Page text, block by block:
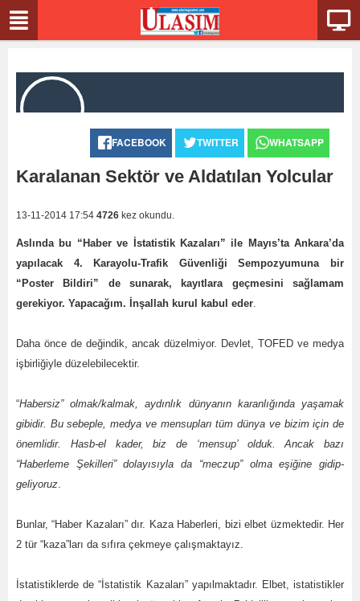
FACEBOOK TWITTER WHATSAPP
Karalanan Sektör ve Aldatılan Yolcular
13-11-2014 17:54 4726 kez okundu.
Aslında bu “Haber ve İstatistik Kazaları” ile Mayıs’ta Ankara’da
yapılacak 4. Karayolu-Trafik Güvenliği Sempozyumuna bir
“Poster Bildiri” de sunarak, kayıtlara geçmesini sağlamam
gerekiyor. Yapacağım. İnşallah kurul kabul eder.
Daha önce de değindik, ancak düzelmiyor. Devlet, TOFED ve medya
işbirliğiyle düzelebilecektir.
“Habersiz” olmak/kalmak, aydınlık dünyanın karanlığında yaşamak
gibidir. Bu sebeple, medya ve mensupları tüm dünya ve bizim için de
önemlidir. Hasb-el kader, biz de ‘mensup’ olduk. Ancak bazı
“Haberleme Şekilleri” dolayısıyla da “meczup” olma eşiğine gidip-
geliyoruz.
Bunlar, “Haber Kazaları” dır. Kaza Haberleri, bizi elbet üzmektedir. Her
2 tür “kaza”ları da sıfıra çekmeye çalışmaktayız.
İstatistiklerde de “İstatistik Kazaları” yapılmaktadır. Elbet, istatistikler